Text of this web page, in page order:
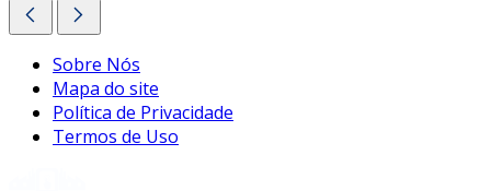
Sobre Nós
Mapa do site
Política de Privacidade
Termos de Uso